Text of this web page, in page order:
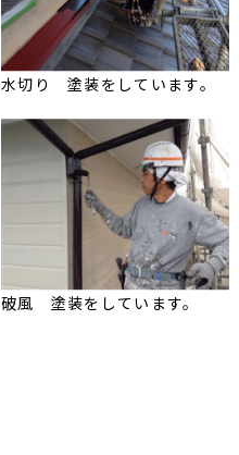
水切り 塗装をしています。
破風 塗装をしています。